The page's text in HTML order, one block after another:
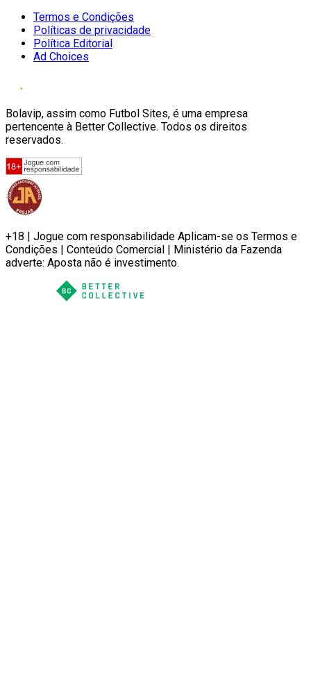
Termos e Condições
Políticas de privacidade
Política Editorial
Ad Choices
Bolavip, assim como Futbol Sites, é uma empresa
pertencente à Better Collective. Todos os direitos
reservados.
+18 | Jogue com responsabilidade Aplicam-se os Termos e
Condições | Conteúdo Comercial | Ministério da Fazenda
adverte: Aposta não é investimento.